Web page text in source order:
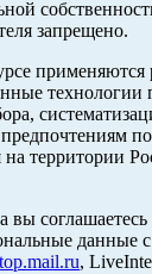
запрещено.
применяются
технологии
территории
вы
данные
top.mail.ru,